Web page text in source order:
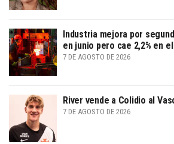
Industria mejora por
en junio pero cae 2,2% en
7 DE AGOSTO DE 2026
River vende a Colidio al
7 DE AGOSTO DE 2026